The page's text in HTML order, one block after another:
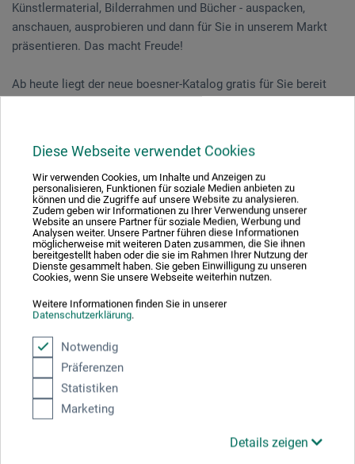
Diese Webseite verwendet Cookies
Wir verwenden Cookies, um Inhalte und Anzeigen zu
personalisieren, Funktionen für soziale Medien anbieten zu
können und die Zugriffe auf unsere Website zu analysieren.
Zudem geben wir Informationen zu Ihrer Verwendung unserer
Website an unsere Partner für soziale Medien, Werbung und
Analysen weiter. Unsere Partner führen diese Informationen
möglicherweise mit weiteren Daten zusammen, die Sie ihnen
bereitgestellt haben oder die sie im Rahmen Ihrer Nutzung der
Dienste gesammelt haben. Sie geben Einwilligung zu unseren
Cookies, wenn Sie unsere Webseite weiterhin nutzen.
Weitere Informationen finden Sie in unserer
Datenschutzerklärung.
Notwendig
Präferenzen
Statistiken
Marketing
Details zeigen
Künstlermaterial, Bilderrahmen und Bücher - auspacken,
anschauen, ausprobieren und dann für Sie in unserem Markt
präsentieren. Das macht Freude!
Ab heute liegt der neue boesner-Katalog gratis für Sie bereit
Teilen:
Ausgezeichnet sicher
Nachhaltig einkaufen